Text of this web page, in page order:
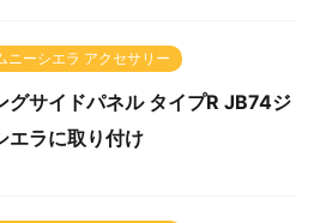
ニーシエラ アクセサリー
グサイドパネル タイプR JB74ジ
エラに取り付け